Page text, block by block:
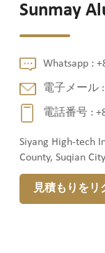
Sunmay
Whatsapp :
電子メール
電話番号 :
Siyang High-tech
County, Suqian
見積もりをリ